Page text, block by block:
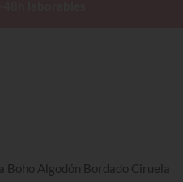
Boho Algodón Bordado Ciruela